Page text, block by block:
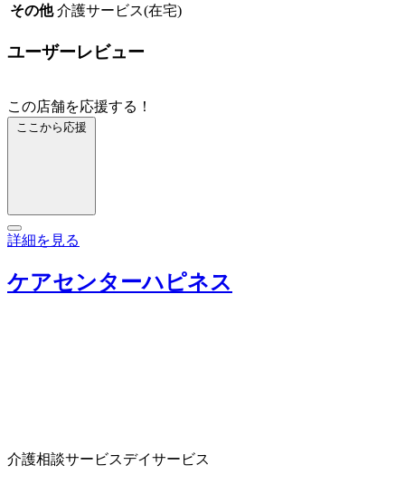
その他 介護サービス(在宅)
ユーザーレビュー
この店舗を応援する！
ここから応援
詳細を見る
ケアセンターハピネス
介護相談サービスデイサービス